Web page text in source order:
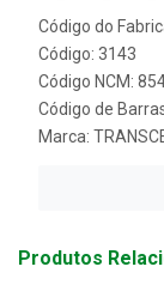
Código do
Código: 3143
Código NCM:
Código de
Marca:
Produtos